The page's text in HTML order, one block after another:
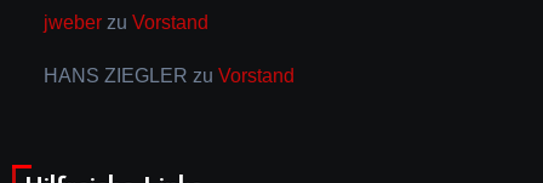
jweberzu Vorstand
HANS ZIEGLER zu Vorstand